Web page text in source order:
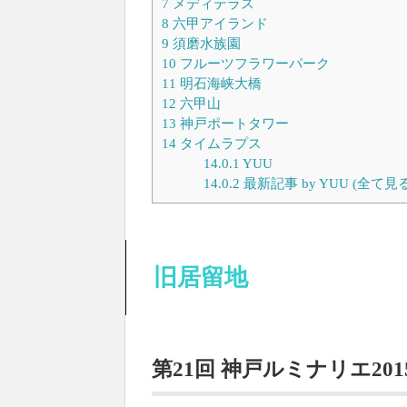
7 メディテラス
8 六甲アイランド
9 須磨水族園
10 フルーツフラワーパーク
11 明石海峡大橋
12 六甲山
13 神戸ポートタワー
14 タイムラプス
14.0.1 YUU
14.0.2 最新記事 by YUU (全て見
旧居留地
第21回 神戸ルミナリエ